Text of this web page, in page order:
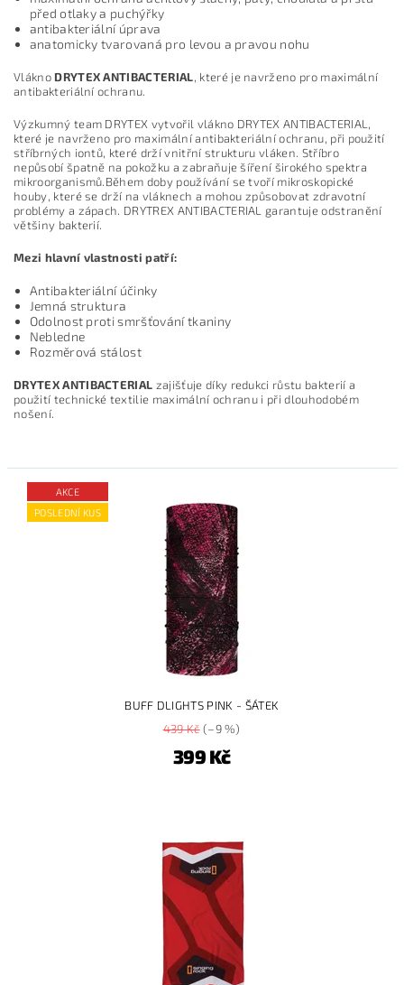
před otlaky a puchýřky
antibakteriální úprava
anatomicky tvarovaná pro levou a pravou nohu
Vlákno DRYTEX ANTIBACTERIAL, které je navrženo pro maximální
antibakteriální ochranu.
Výzkumný team DRYTEX vytvořil vlákno DRYTEX ANTIBACTERIAL,
které je navrženo pro maximální antibakteriální ochranu, při použití
stříbrných iontů, které drží vnitřní strukturu vláken. Stříbro
nepůsobí špatně na pokožku a zabraňuje šíření širokého spektra
mikroorganismů.Během doby používání se tvoří mikroskopické
houby, které se drží na vláknech a mohou způsobovat zdravotní
problémy a zápach. DRYTREX ANTIBACTERIAL garantuje odstranění
většiny bakterií.
Mezi hlavní vlastnosti patří:
Antibakteriální účinky
Jemná struktura
Odolnost proti smršťování tkaniny
Nebledne
Rozměrová stálost
DRYTEX ANTIBACTERIAL zajišťuje díky redukci růstu bakterií a
použití technické textilie maximální ochranu i při dlouhodobém
nošení.
AKCE
POSLEDNÍ KUS
BUFF DLIGHTS PINK - ŠÁTEK
439 Kč(–9 %)
399 Kč